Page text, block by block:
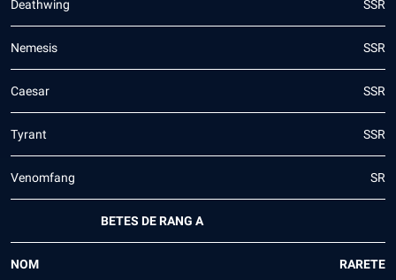
Deathwing SSR
Nemesis SSR
Caesar SSR
Tyrant SSR
Venomfang SR
BETES DE RANG A
NOM RARETE